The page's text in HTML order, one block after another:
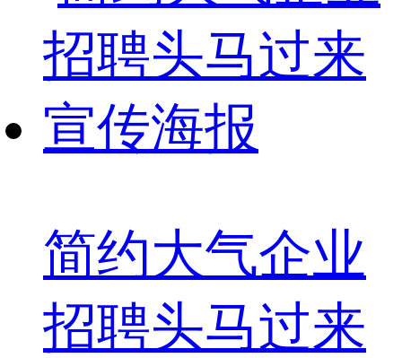
简约大气企业
招聘头马过来